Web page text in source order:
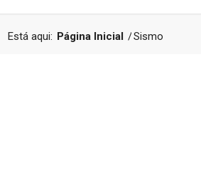
Está aqui: Página Inicial /Sismo